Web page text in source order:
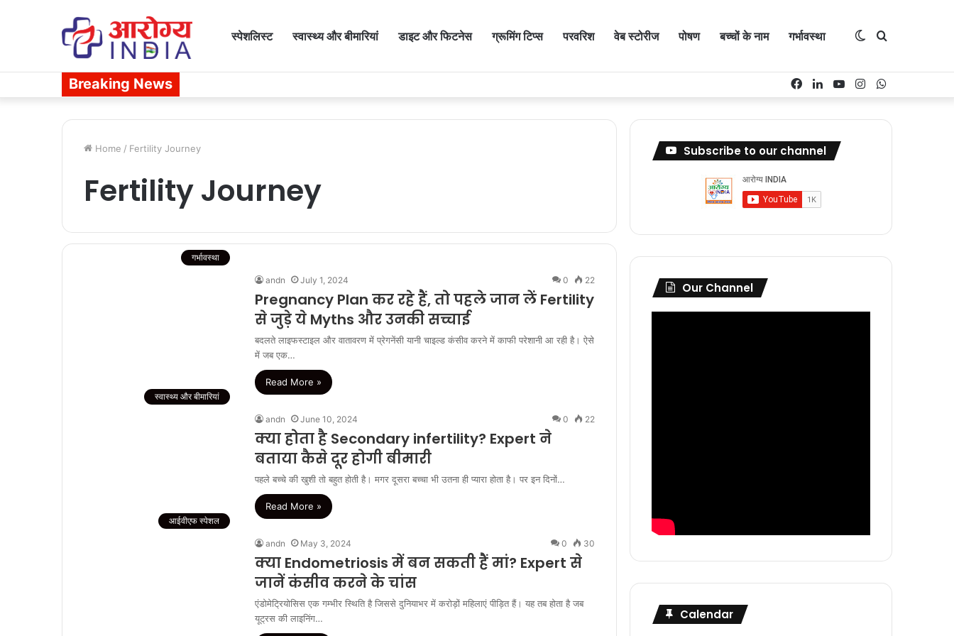
स्पेशलिस्ट स्वास्थ्य और बीमारियां डाइट और फिटनेस ग्रूमिंग टिप्स परवरिश वेब स्टोरीज पोषण बच्चों के नाम गर्भावस्था Search
Switch
Breaking News Instagram
YouTube
LinkedIn
Facebook
Home / Fertility Journey
Fertility Journey
गर्भावस्था
andn July 1, 2024 0 22
Pregnancy Plan कर रहे हैं, तो पहले जान लें Fertility
से जुड़े ये Myths और उनकी सच्चाई
बदलते लाइफस्टाइल और वातावरण में प्रेगनेंसी यानी चाइल्ड कंसीव करने में काफी परेशानी आ रही है। ऐसे
में जब एक…
Read More »
स्वास्थ्य और बीमारियां
andn June 10, 2024 0 22
क्या होता है Secondary infertility? Expert ने
बताया कैसे दूर होगी बीमारी
पहले बच्चे की खुशी तो बहुत होती है। मगर दूसरा बच्चा भी उतना ही प्यारा होता है। पर इन दिनों…
Read More »
आईवीएफ स्पेशल
andn May 3, 2024 0 30
क्या Endometriosis में बन सकती हैं मां? Expert से
जानें कंसीव करने के चांस
एंडोमेट्रियोसिस एक गम्भीर स्थिति है जिससे दुनियाभर में करोड़ों महिलाएं पीड़ित हैं। यह तब होता है जब
यूट्रस की लाइनिंग…
Subscribe to our channel
Our Channel
Calendar